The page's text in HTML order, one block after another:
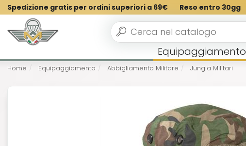
Spedizione gratis per ordini superiori a 69€ Reso entro 30gg
Equipaggiamento
Home Equipaggiamento Abbigliamento Militare Jungla Militari